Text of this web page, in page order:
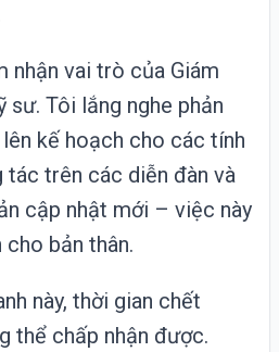
nhận vai trò của Giám
sư. Tôi lắng nghe phản
kế hoạch cho các tính
tác trên các diễn đàn và
cập nhật mới – việc này
bản thân.
này, thời gian chết
thể chấp nhận được.